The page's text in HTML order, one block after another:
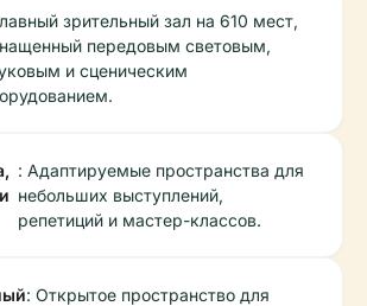
зрительный зал на 610 мест,
передовым световым,
и сценическим
: Адаптируемые пространства для
небольших выступлений,
репетиций и мастер-классов.
: Открытое пространство для